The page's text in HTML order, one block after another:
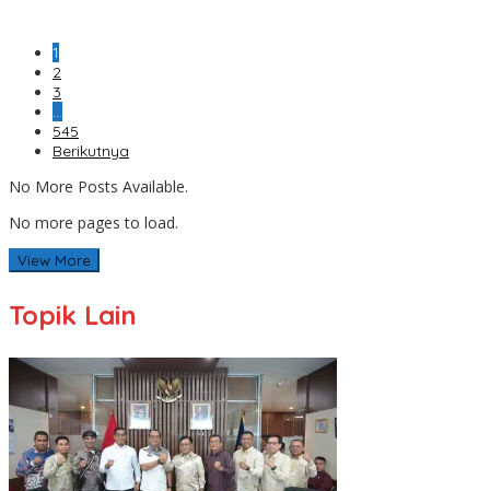
1
2
3
…
545
Berikutnya
No More Posts Available.
No more pages to load.
View More
Topik Lain